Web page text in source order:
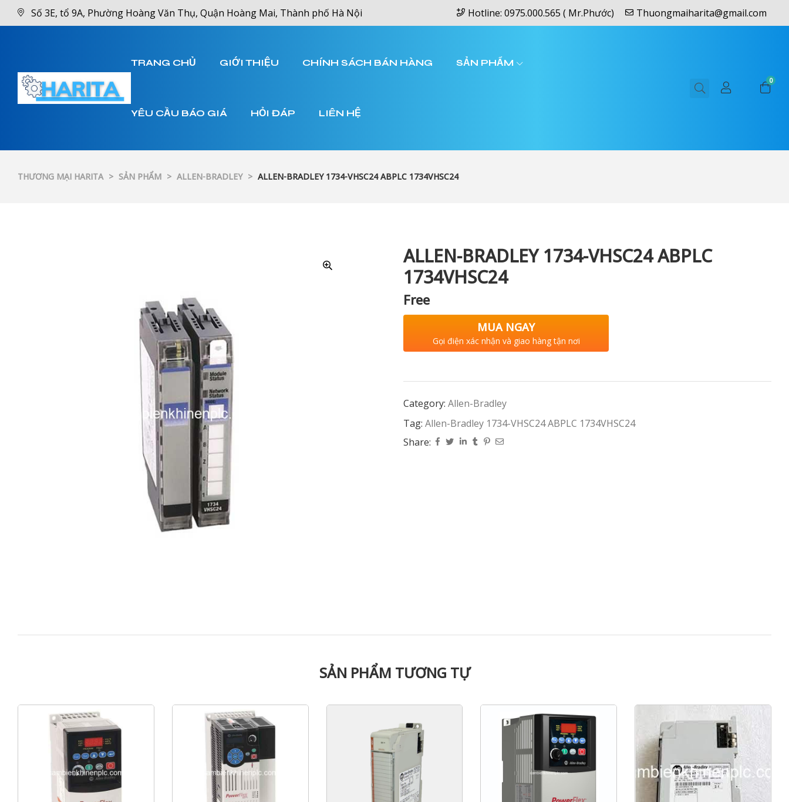
Số 3E, tổ 9A, Phường Hoàng Văn Thụ, Quận Hoàng Mai, Thành phố Hà Nội Hotline: 0975.000.565 ( Mr.Phước) Thuongmaiharita@gmail.com
TRANG CHỦ GIỚI THIỆU CHÍNH SÁCH BÁN HÀNG SẢN PHẨM
YÊU CẦU BÁO GIÁ HỎI ĐÁP LIÊN HỆ
0
THƯƠNG MẠI HARITA > SẢN PHẨM > ALLEN-BRADLEY > ALLEN-BRADLEY 1734-VHSC24 ABPLC 1734VHSC24
ALLEN-BRADLEY 1734-VHSC24 ABPLC
1734VHSC24
Free
MUA NGAY
Gọi điện xác nhận và giao hàng tận nơi
Category: Allen-Bradley
Tag: Allen-Bradley 1734-VHSC24 ABPLC 1734VHSC24
Share:
SẢN PHẨM TƯƠNG TỰ